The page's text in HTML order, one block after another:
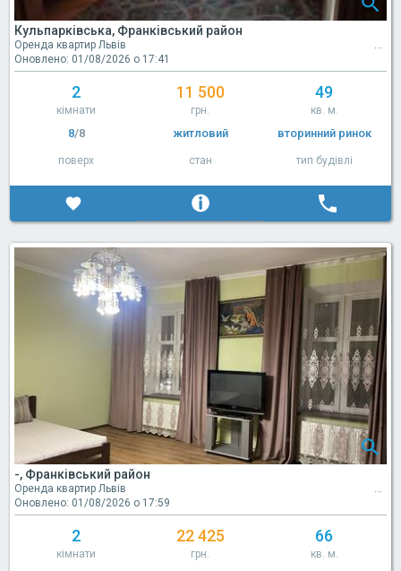
Кульпарківська, Франківський район
Оренда квартир Львів
Оновлено: 01/08/2026 о 17:41
2
кімнати
11 500
грн.
49
кв. м.
8/8
поверх
житловий
стан
вторинний ринок
тип будівлі
-, Франківський район
Оренда квартир Львів
Оновлено: 01/08/2026 о 17:59
2
кімнати
22 425
грн.
66
кв. м.